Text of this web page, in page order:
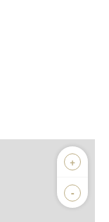
+
-
Biens vendus